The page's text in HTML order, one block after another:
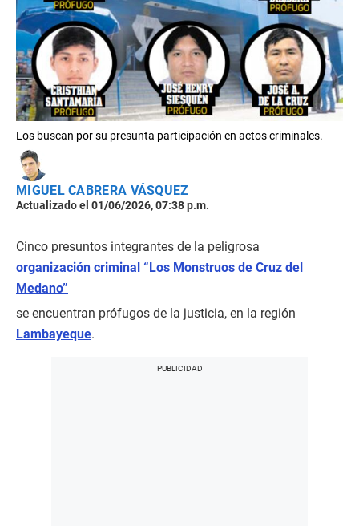
Los buscan por su presunta participación en actos criminales.
MIGUEL CABRERA VÁSQUEZ
Actualizado el 01/06/2026, 07:38 p.m.
Cinco presuntos integrantes de la peligrosa
organización criminal “Los Monstruos de Cruz del
Medano”
se encuentran prófugos de la justicia, en la región
Lambayeque.